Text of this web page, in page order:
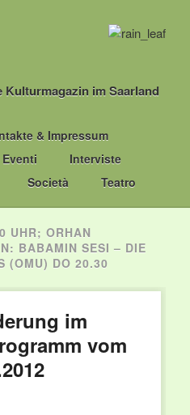
im Saarland
& Impressum
Eventi
Interviste
Società Teatro
UHR; ORHAN
BABAMIN SESI – DIE
(OMU) DO 20.30
im
vom